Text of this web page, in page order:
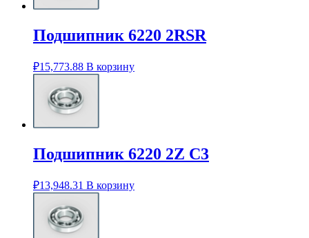
Подшипник 6220 2RSR
₽15,773.88 В корзину
Подшипник 6220 2Z C3
₽13,948.31 В корзину